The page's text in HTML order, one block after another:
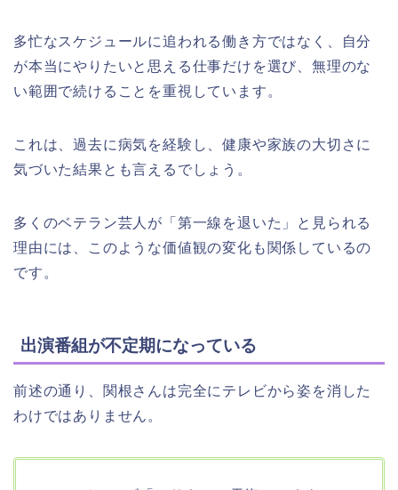
多忙なスケジュールに追われる働き方ではなく、自分
が本当にやりたいと思える仕事だけを選び、無理のな
い範囲で続けることを重視しています。
これは、過去に病気を経験し、健康や家族の大切さに
気づいた結果とも言えるでしょう。
多くのベテラン芸人が「第一線を退いた」と見られる
理由には、このような価値観の変化も関係しているの
です。
出演番組が不定期になっている
前述の通り、関根さんは完全にテレビから姿を消した
わけではありません。